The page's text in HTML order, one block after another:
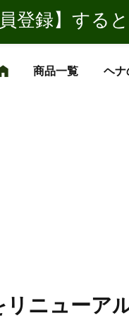
商品一覧 ヘナ
ニューア
登録】すると